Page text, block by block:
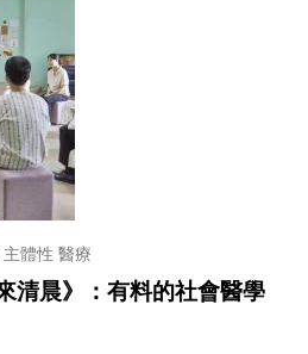
主體性 醫療
清晨》：有料的社會醫學